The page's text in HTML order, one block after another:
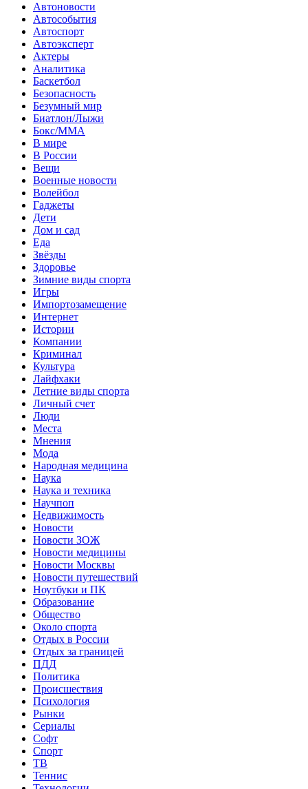
Автоновости
Автособытия
Автоспорт
Автоэксперт
Актеры
Аналитика
Баскетбол
Безопасность
Безумный мир
Биатлон/Лыжи
Бокс/MMA
В мире
В России
Вещи
Военные новости
Волейбол
Гаджеты
Дети
Дом и сад
Еда
Звёзды
Здоровье
Зимние виды спорта
Игры
Импортозамещение
Интернет
Истории
Компании
Криминал
Культура
Лайфхаки
Летние виды спорта
Личный счет
Люди
Места
Мнения
Мода
Народная медицина
Наука
Наука и техника
Научпоп
Недвижимость
Новости
Новости ЗОЖ
Новости медицины
Новости Москвы
Новости путешествий
Ноутбуки и ПК
Образование
Общество
Около спорта
Отдых в России
Отдых за границей
ПДД
Политика
Происшествия
Психология
Рынки
Сериалы
Софт
Спорт
ТВ
Теннис